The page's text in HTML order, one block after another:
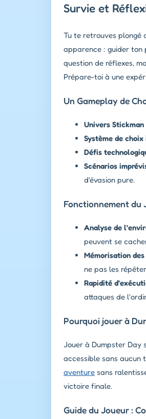
Survie et
Tu te retrouves plongé
apparence : guider ton
question de réflexes,
Prépare-toi à une
Un Gameplay de
Univers
Système de
Défis
Scénarios
d'évasion pure.
Fonctionnement du
Analyse de
peuvent se
Mémorisation
ne pas les
Rapidité
attaques de
Pourquoi jouer à
Jouer à Dumpster Day
accessible sans aucun
aventure sans
victoire finale.
Guide du Joueur :